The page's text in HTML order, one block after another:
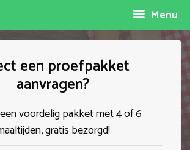
Menu
een proefpakket
aanvragen?
voordelig pakket met 4 of 6
gratis bezorgd!